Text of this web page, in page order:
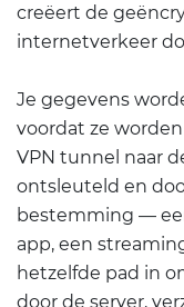
creëert de
internetverkeer
Je gegevens
voordat ze
VPN tunnel naar
ontsleuteld en
bestemming —
app, een
hetzelfde pad in
door de server,